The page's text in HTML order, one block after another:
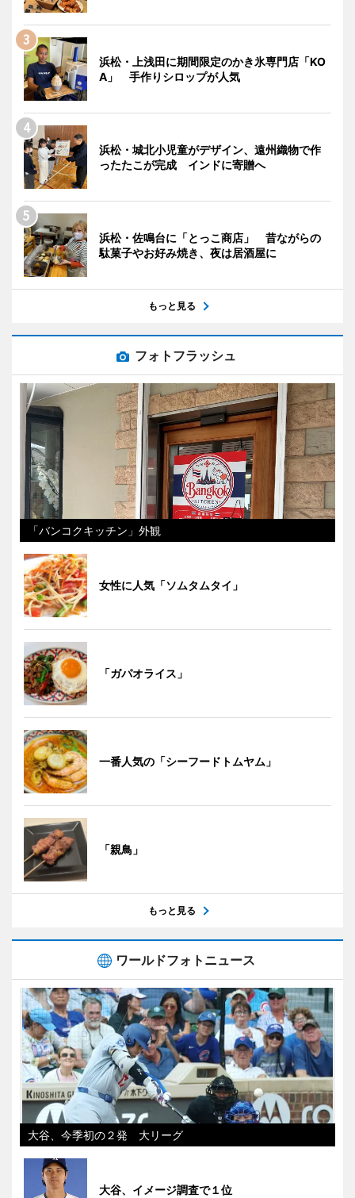
浜松・上浅田に期間限定のかき氷専門店「KO
A」 手作りシロップが人気
浜松・城北小児童がデザイン、遠州織物で作
ったたこが完成 インドに寄贈へ
浜松・佐鳴台に「とっこ商店」 昔ながらの
駄菓子やお好み焼き、夜は居酒屋に
もっと見る
フォトフラッシュ
「バンコクキッチン」外観
女性に人気「ソムタムタイ」
「ガパオライス」
一番人気の「シーフードトムヤム」
「親鳥」
もっと見る
ワールドフォトニュース
大谷、今季初の２発 大リーグ
大谷、イメージ調査で１位